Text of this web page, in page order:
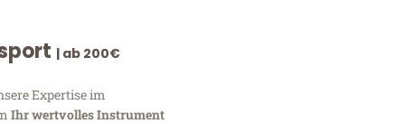
| ab 200€
Expertise im
Ihr wertvolles Instrument